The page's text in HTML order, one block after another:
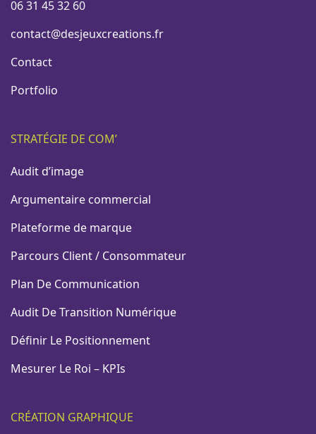
06 31 45 32 60
contact@desjeuxcreations.fr
Contact
Portfolio
STRATÉGIE DE COM’
Audit d’image
Argumentaire commercial
Plateforme de marque
Parcours Client / Consommateur
Plan De Communication
Audit De Transition Numérique
Définir Le Positionnement
Mesurer Le Roi – KPIs
CRÉATION GRAPHIQUE